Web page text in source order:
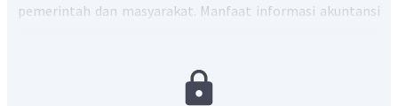
pemerintah dan masyarakat. Manfaat informasi akuntansi
Bagi kreditor: sebagai bahan pertimbangan keuangan